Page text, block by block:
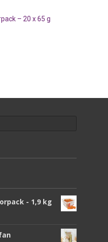
– 20 x 65 g
- 1,9 kg